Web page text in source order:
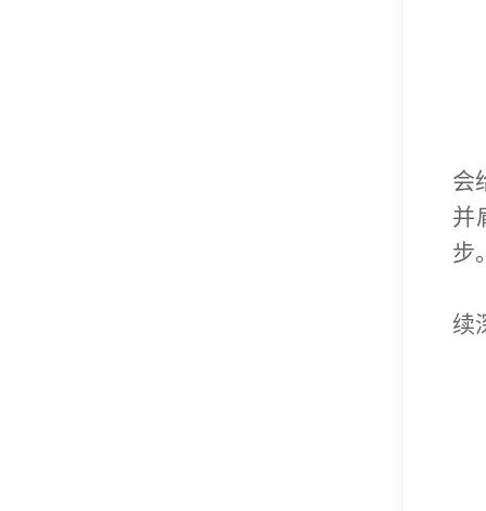
会
并
步。
续